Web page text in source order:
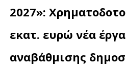
2027»:
εκατ. ευρώ νέα
αναβάθμισης